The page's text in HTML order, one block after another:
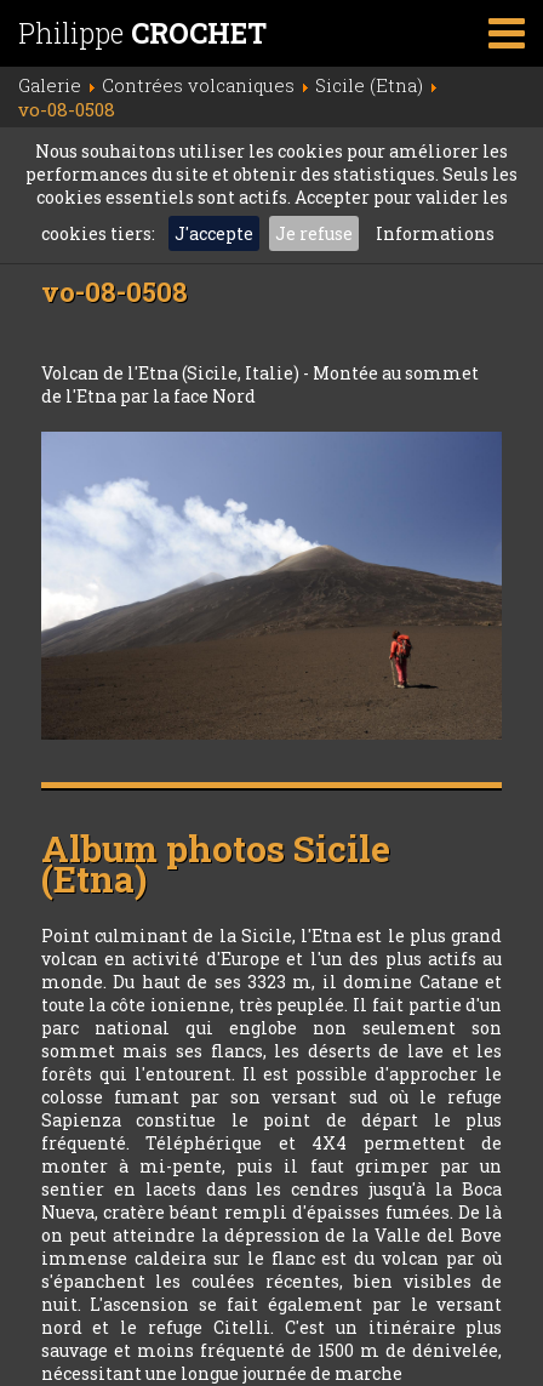
Philippe CROCHET
Galerie Contrées volcaniques
Sicile (Etna)
vo-08-0508
Nous souhaitons utiliser les cookies pour améliorer les
performances du site et obtenir des statistiques. Seuls les
cookies essentiels sont actifs. Accepter pour valider les
cookies tiers:
J'accepte Je refuse Informations
vo-08-0508
Volcan de l'Etna (Sicile, Italie) - Montée au sommet
de l'Etna par la face Nord
Album photos Sicile
(Etna)
Point culminant de la Sicile, l'Etna est le plus grand
volcan en activité d'Europe et l'un des plus actifs au
monde. Du haut de ses 3323 m, il domine Catane et
toute la côte ionienne, très peuplée. Il fait partie d'un
parc national qui englobe non seulement son
sommet mais ses flancs, les déserts de lave et les
forêts qui l'entourent. Il est possible d'approcher le
colosse fumant par son versant sud où le refuge
Sapienza constitue le point de départ le plus
fréquenté. Téléphérique et 4X4 permettent de
monter à mi-pente, puis il faut grimper par un
sentier en lacets dans les cendres jusqu'à la Boca
Nueva, cratère béant rempli d'épaisses fumées. De là
on peut atteindre la dépression de la Valle del Bove
immense caldeira sur le flanc est du volcan par où
s'épanchent les coulées récentes, bien visibles de
nuit. L'ascension se fait également par le versant
nord et le refuge Citelli. C'est un itinéraire plus
sauvage et moins fréquenté de 1500 m de dénivelée,
nécessitant une longue journée de marche